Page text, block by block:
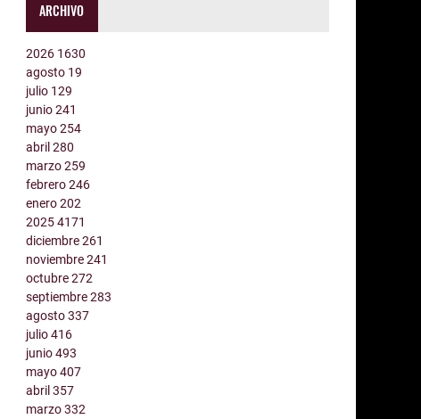
ARCHIVO
2026 1630
agosto 19
julio 129
junio241
mayo254
abril280
marzo259
febrero246
enero202
20254171
diciembre261
noviembre241
octubre272
septiembre283
agosto337
julio416
junio493
mayo407
abril357
marzo332